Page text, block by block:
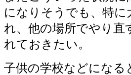
になりそうでも、特
れ、他の場所でやり
れておきたい。
子供の学校などにな